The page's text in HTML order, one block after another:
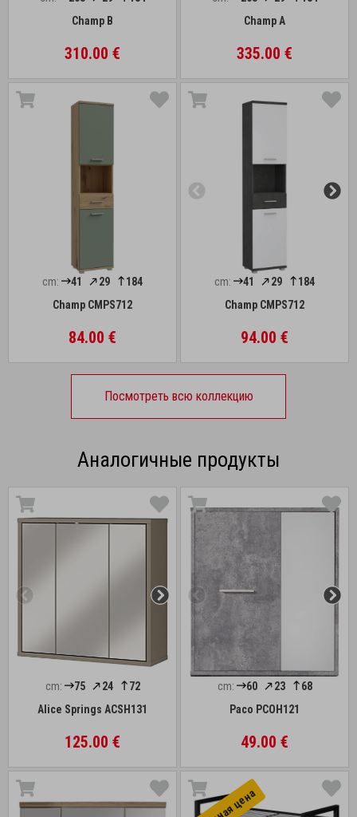
Champ B
310.00 €
Champ A
335.00 €
cm: 41 29
184
Champ CMPS712
84.00 €
cm: 41 29
184
Champ CMPS712
94.00 €
Посмотреть всю коллекцию
Аналогичные продукты
cm: 75 24
72
Alice Springs ACSH131
125.00 €
cm: 60 23
68
Paco PCOH121
49.00 €